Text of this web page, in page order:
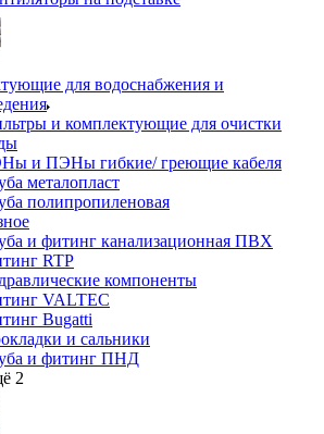
для водоснабжения и
и комплектующие для очистки
и ПЭНы гибкие/ греющие кабеля
металопласт
полипропиленовая
и фитинг канализационная ПВХ
RTP
компоненты
VALTEC
Bugatti
и сальники
и фитинг ПНД
2